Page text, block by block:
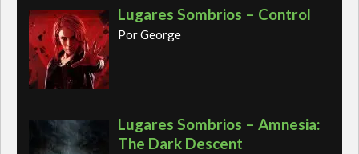
Lugares Sombrios – Control
Por George
Lugares Sombrios – Amnesia:
The Dark Descent